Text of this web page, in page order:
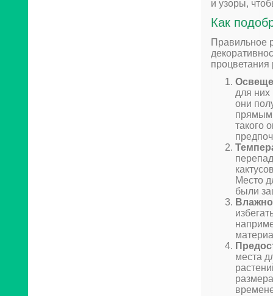
и узоры,
Как
Правильное
процветания
для них
они
такого
Место
были
места